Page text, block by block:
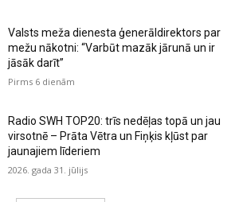
Valsts meža dienesta ģenerāldirektors par
mežu nākotni: “Varbūt mazāk jārunā un ir
jāsāk darīt”
Pirms 6 dienām
Radio SWH TOP20: trīs nedēļas topā un jau
virsotnē – Prāta Vētra un Fiņķis kļūst par
jaunajiem līderiem
2026. gada 31. jūlijs